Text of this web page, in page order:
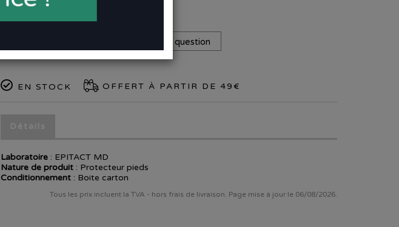
Poser une question
EN STOCK OFFERT À PARTIR DE 49€
Laboratoire : EPITACT MD
Nature de produit : Protecteur pieds
Conditionnement : Boite carton
Tous les prix incluent la TVA - hors frais de livraison. Page mise à jour le 06/08/2026.